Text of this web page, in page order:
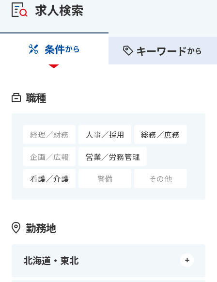
求人検索
条件から キーワードから
職種
経理／財務 人事／採用 総務／庶務
企画／広報 営業／労務管理
看護／介護 警備 その他
勤務地
北海道・東北